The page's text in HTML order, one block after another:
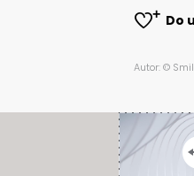
Do
Autor: ©